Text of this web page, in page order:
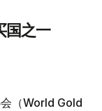
国之一
会（World Gold